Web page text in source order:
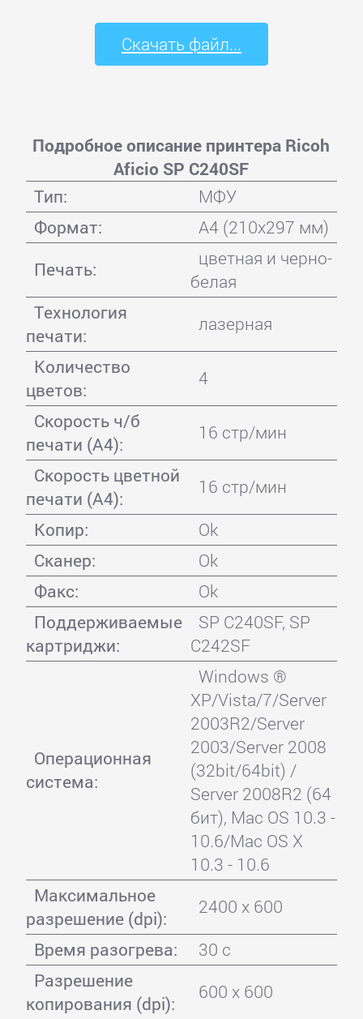
Скачать файл...
Подробное описание принтера Ricoh
Aficio SP C240SF
Тип:
МФУ
Формат:
A4 (210x297 мм)
Печать:
цветная и черно-
белая
Технология
печати:
лазерная
Количество
цветов:
4
Скорость ч/б
печати (А4):
16 стр/мин
Скорость цветной
печати (А4):
16 стр/мин
Копир:
Ok
Сканер:
Ok
Факс:
Ok
Поддерживаемые
картриджи:
SP C240SF, SP
C242SF
Операционная
система:
Windows ®
XP/Vista/7/Server
2003R2/Server
2003/Server 2008
(32bit/64bit) /
Server 2008R2 (64
бит), Mac OS 10.3 -
10.6/Mac OS X
10.3 - 10.6
Максимальное
разрешение (dpi):
2400 x 600
Время разогрева:
30 с
Разрешение
копирования (dpi):
600 x 600